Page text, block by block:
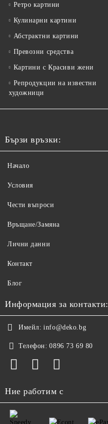
Ретро картини
Кулинарни картини
Абстрактни картини
Превозни средства
Картини с Красиви жени
Репродукции на известни
художници
Бързи връзки:
Начало
Условия
Чести въпроси
Връщане/Замяна
Лични данни
Контакт
Блог
Информация за контакти:
Имейл: info@deko.bg
Телефон: 0896 73 69 80
Ние работим с